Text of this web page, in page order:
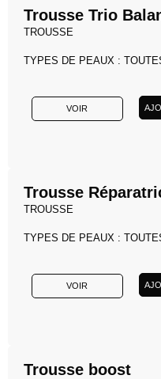
Trousse Trio
TROUSSE
TYPES DE PEAUX :
VOIR
Trousse
TROUSSE
TYPES DE PEAUX :
VOIR
Trousse boost